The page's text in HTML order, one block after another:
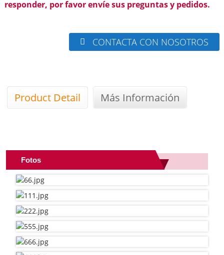
responder, por favor envíe sus preguntas y pedidos.
CONTACTA CON NOSOTROS
Product Detail Más Información
Fotos
Diseño de tubo suelto, blindado con cinta de
acero y cubierta de HDPE para resistencia
mecánica, resistencia a la humedad y confiabilidad
a largo plazo en aplicaciones de entierro directo o
conductos.
Características